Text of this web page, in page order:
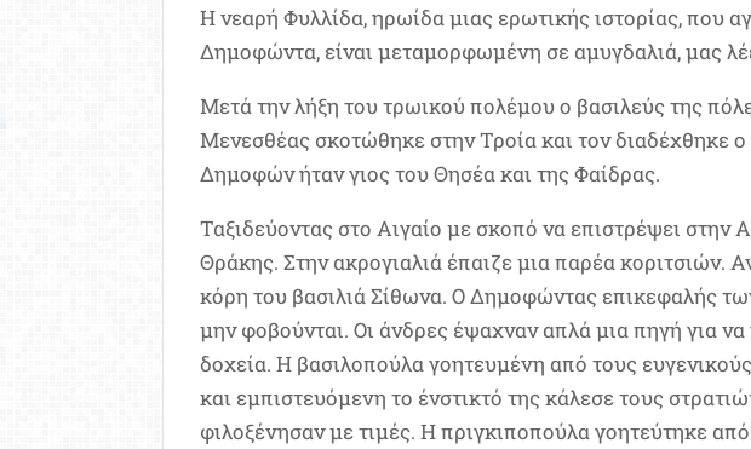
Η νεαρή Φυλλίδα, ηρωίδα μιας ερωτικής ιστορίας, που
Δημοφώντα, είναι μεταμορφωμένη σε αμυγδαλιά, μας
Μετά την λήξη του τρωικού πολέμου ο βασιλεύς της
Μενεσθέας σκοτώθηκε στην Τροία και τον
Δημοφών ήταν γιος του Θησέα και της Φαίδρας.
Ταξιδεύοντας στο Αιγαίο με σκοπό να επιστρέψει στην
Θράκης. Στην ακρογιαλιά έπαιζε μια παρέα κοριτσιών.
κόρη του βασιλιά Σίθωνα. Ο Δημοφώντας επικεφαλής
μην φοβούνται. Οι άνδρες έψαχναν απλά μια πηγή για
δοχεία. Η βασιλοπούλα γοητευμένη από τους
και εμπιστευόμενη το ένστικτό της κάλεσε τους
φιλοξένησαν με τιμές. Η πριγκιποπούλα γοητεύτηκε